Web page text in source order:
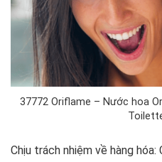
37772 Oriflame – Nước hoa
Chịu trách nhiệm về hàng